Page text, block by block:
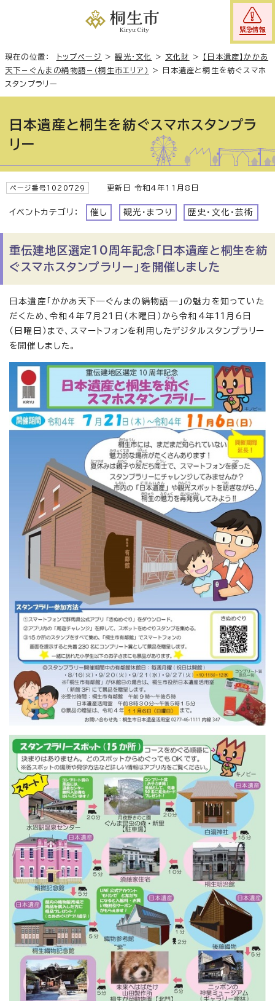
緊急情報
現在の位置： トップページ >観光・文化 >文化財 >
【日本遺産】かかあ
天下－ぐんまの絹物語－（桐生市エリア）
>
日本遺産と桐生を紡ぐスマホ
スタンプラリー
日本遺産と桐生を紡ぐスマホスタンプラ
リー
ページ番号1020729 更新日 令和4年11月8日
イベントカテゴリ： 催し 観光・まつり 歴史・文化・芸術
重伝建地区選定10周年記念「日本遺産と桐生を紡
ぐスマホスタンプラリー」を開催しました
日本遺産「かかあ天下―ぐんまの絹物語―」の魅力を知っていた
だくため、令和4年7月21日（木曜日）から令和4年11月6日
（日曜日）まで、スマートフォンを利用したデジタルスタンプラリー
を開催しました。